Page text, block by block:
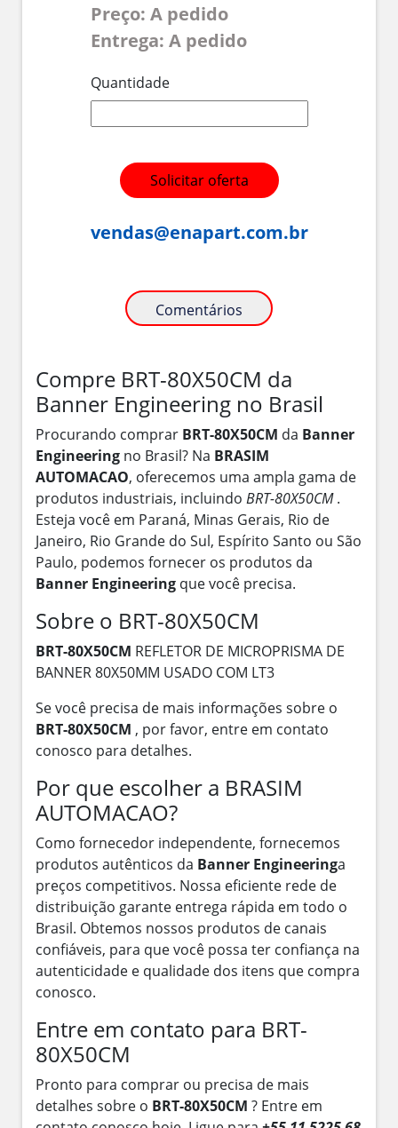
Preço: A pedido
Entrega: A pedido
Quantidade
Solicitar oferta
vendas@enapart.com.br
Comentários
Compre BRT-80X50CM da
Banner Engineering no Brasil
Procurando comprar BRT-80X50CM da Banner
Engineering no Brasil? Na BRASIM
AUTOMACAO, oferecemos uma ampla gama de
produtos industriais, incluindo BRT-80X50CM.
Esteja você em Paraná, Minas Gerais, Rio de
Janeiro, Rio Grande do Sul, Espírito Santo ou São
Paulo, podemos fornecer os produtos da
Banner Engineering que você precisa.
Sobre o BRT-80X50CM
BRT-80X50CM REFLETOR DE MICROPRISMA DE
BANNER 80X50MM USADO COM LT3
Se você precisa de mais informações sobre o
BRT-80X50CM , por favor, entre em contato
conosco para detalhes.
Por que escolher a BRASIM
AUTOMACAO?
Como fornecedor independente, fornecemos
produtos autênticos da Banner Engineeringa
preços competitivos. Nossa eficiente rede de
distribuição garante entrega rápida em todo o
Brasil. Obtemos nossos produtos de canais
confiáveis, para que você possa ter confiança na
autenticidade e qualidade dos itens que compra
conosco.
Entre em contato para BRT-
80X50CM
Pronto para comprar ou precisa de mais
detalhes sobre o BRT-80X50CM ? Entre em